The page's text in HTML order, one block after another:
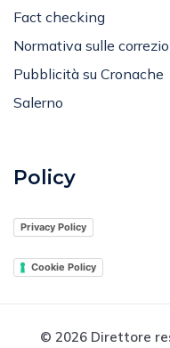
Fact checking
Normativa sulle
Pubblicità su Cronache
Salerno
Policy
Privacy Policy
Cookie Policy
© 2026 Direttore